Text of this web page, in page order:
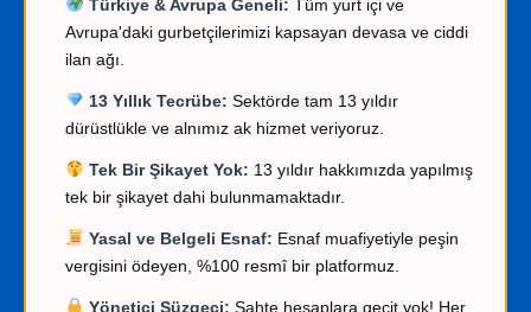
Türkiye & Avrupa Geneli: Tüm yurt içi ve
Avrupa'daki gurbetçilerimizi kapsayan devasa ve ciddi
ilan ağı.
13 Yıllık Tecrübe: Sektörde tam 13 yıldır
dürüstlükle ve alnımız ak hizmet veriyoruz.
Tek Bir Şikayet Yok: 13 yıldır hakkımızda yapılmış
tek bir şikayet dahi bulunmamaktadır.
Yasal ve Belgeli Esnaf: Esnaf muafiyetiyle peşin
vergisini ödeyen, %100 resmî bir platformuz.
Yönetici Süzgeci: Sahte hesaplara geçit yok! Her